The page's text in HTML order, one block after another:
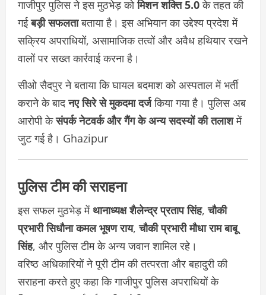
गाजीपुर पुलिस ने इस मुठभेड़ कोमिशन शक्ति 5.0के तहत की
गईबड़ी सफलताबताया है। इस अभियान का उद्देश्य प्रदेश में
सक्रिय अपराधियों, असामाजिक तत्वों और अवैध हथियार रखने
वालों पर सख्त कार्रवाई करना है।
सीओ सैदपुर ने बताया कि घायल बदमाश को अस्पताल में भर्ती
कराने के बादनए सिरे से मुकदमा दर्जकिया गया है। पुलिस अब
आरोपी केसंपर्क नेटवर्क और गैंग के अन्य सदस्यों की तलाशमें
जुट गई है। Ghazipur
पुलिस टीम की सराहना
इस सफल मुठभेड़ मेंथानाध्यक्ष शैलेन्द्र प्रताप सिंह,चौकी
प्रभारी सिधौना कमल भूषण राय,चौकी प्रभारी मौधा राम बाबू
सिंह, और पुलिस टीम के अन्य जवान शामिल रहे।
वरिष्ठ अधिकारियों ने पूरी टीम की तत्परता और बहादुरी की
सराहना करते हुए कहा कि गाजीपुर पुलिस अपराधियों के